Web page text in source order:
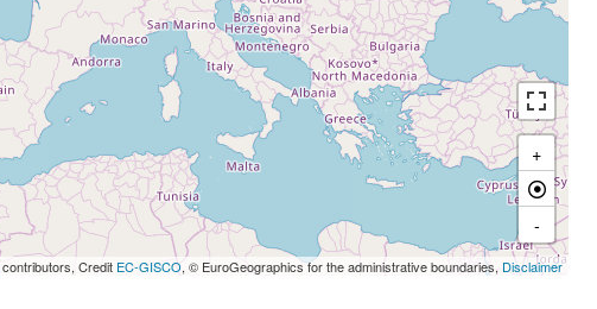
+
-
contributors, Credit EC-GISCO, © EuroGeographics for the administrative boundaries, Disclaimer